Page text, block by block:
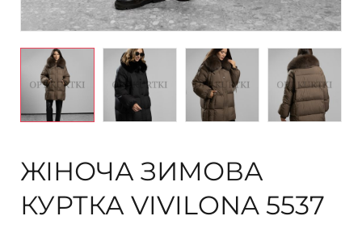
ЖІНОЧА ЗИМОВА
КУРТКА VIVILONA 5537